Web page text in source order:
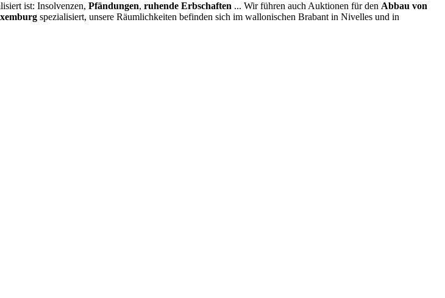
ist: Insolvenzen, Pfändungen, ruhende Erbschaften ... Wir führen auch Auktionen für den Abbau von
spezialisiert, unsere Räumlichkeiten befinden sich im wallonischen Brabant in Nivelles und in